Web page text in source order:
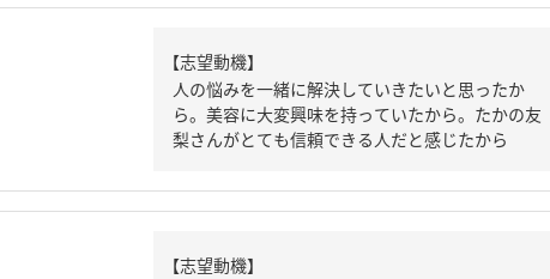
【志望動機】
人の悩みを一緒に解決していきたいと思ったか
ら。美容に大変興味を持っていたから。たかの友
梨さんがとても信頼できる人だと感じたから
【志望動機】